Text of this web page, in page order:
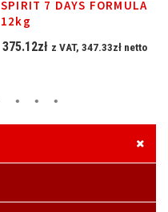
SPIRIT 7 DAYS FORMULA
12kg
375.12zł z VAT, 347.33zł netto